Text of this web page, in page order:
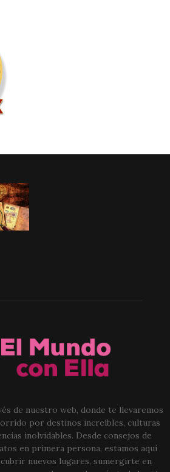
de nuestro web, donde te llevaremos
por destinos increíbles, culturas
inolvidables. Desde consejos de
en primera persona, estamos aquí
nuevos lugares, sumergirte en